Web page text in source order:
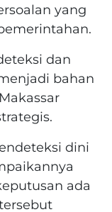
yang
dan
bahan
dini
ada